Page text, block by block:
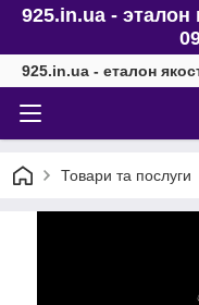
925.in.ua -
925.in.ua - еталон
Товари та послуги